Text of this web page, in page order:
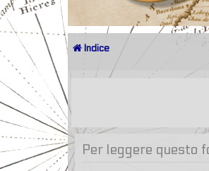
Indice
Per leggere questo